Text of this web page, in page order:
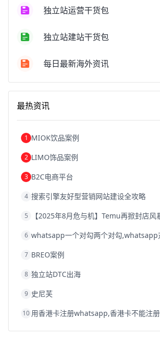
跨境电商费用美国跨境电商
天津跨境电商东南亚跨境电商
跨境电商b2b阿里巴巴跨境电商
跨境电商关税
跨境电商建站
浙江跨境电商宁波跨境电商跨境电商的
跨境电商优势跨境电商的优势
独立站运营干货包
独立站建站干货包
每日最新海外资讯
最热资讯
1 MIOK饮品案例
2 LIMO饰品案例
3 B2C电商平台
4 搜索引擎友好型营销网站建设全攻略
5
6
7 BREO案例
8 独立站DTC出海
9 史尼芙
10 用香港卡注册whatsapp,香港卡不能注